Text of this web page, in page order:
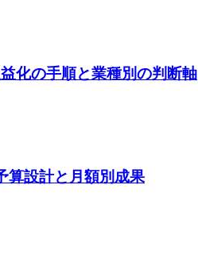
化の手順と業種別の判断軸
算設計と月額別成果